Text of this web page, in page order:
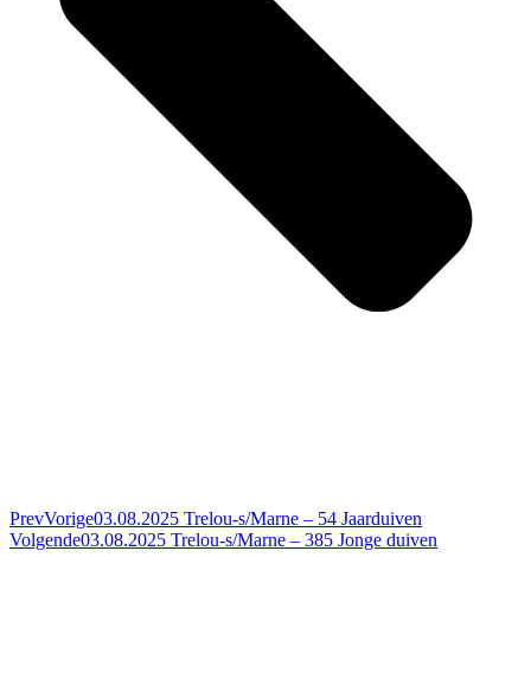
PrevVorige03.08.2025 Trelou-s/Marne – 54 Jaarduiven
Volgende03.08.2025 Trelou-s/Marne – 385 Jonge duiven